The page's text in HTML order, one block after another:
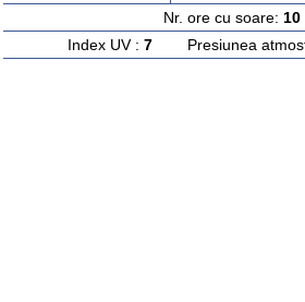
Nr. ore cu soare: 10
Index UV : 7Presiunea